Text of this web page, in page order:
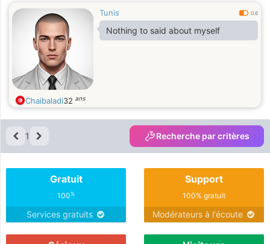
Tunis 0.6
Nothing to said about myself
Chaibaladi32 ans
1 Recherche par critères
Gratuit
100%
Services gratuits
Support
100% gratuit
Modérateurs à l'écoute